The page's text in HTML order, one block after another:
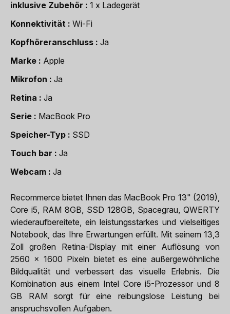
inklusive Zubehör
1 x Ladegerät
Konnektivität
Wi-Fi
Kopfhöreranschluss
Ja
Marke
Apple
Mikrofon
Ja
Retina
Ja
Serie
MacBook Pro
Speicher-Typ
SSD
Touch bar
Ja
Webcam
Ja
Recommerce bietet Ihnen das MacBook Pro 13" (2019),
Core i5, RAM 8GB, SSD 128GB, Spacegrau, QWERTY
wiederaufbereitete, ein leistungsstarkes und vielseitiges
Notebook, das Ihre Erwartungen erfüllt. Mit seinem 13,3
Zoll großen Retina-Display mit einer Auflösung von
2560 x 1600 Pixeln bietet es eine außergewöhnliche
Bildqualität und verbessert das visuelle Erlebnis. Die
Kombination aus einem Intel Core i5-Prozessor und 8
GB RAM sorgt für eine reibungslose Leistung bei
anspruchsvollen Aufgaben.